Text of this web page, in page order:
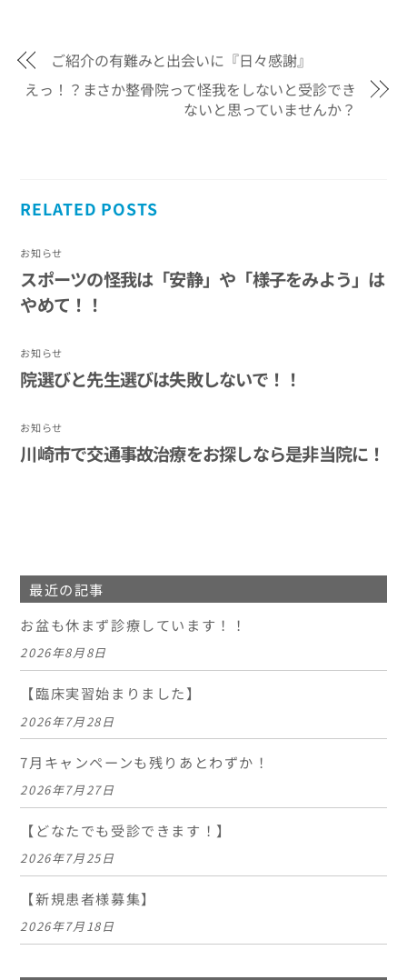
ご紹介の有難みと出会いに『日々感謝』
えっ！？まさか整骨院って怪我をしないと受診でき
ないと思っていませんか？
RELATED POSTS
お知らせ
スポーツの怪我は「安静」や「様子をみよう」は
やめて！！
お知らせ
院選びと先生選びは失敗しないで！！
お知らせ
川崎市で交通事故治療をお探しなら是非当院に！
最近の記事
お盆も休まず診療しています！！
2026年8月8日
【臨床実習始まりました】
2026年7月28日
7月キャンペーンも残りあとわずか！
2026年7月27日
【どなたでも受診できます！】
2026年7月25日
【新規患者様募集】
2026年7月18日